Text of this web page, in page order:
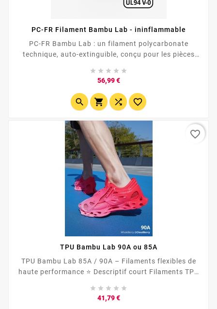
PC-FR Filament Bambu Lab - ininflammable
PC-FR Bambu Lab : un filament polycarbonate
technique, auto-extinguible, conçu pour les pièces
pièces mécaniques, composants techniques et...
    
56,99 €Prix
   
TPU Bambu Lab 90A ou 85A
TPU Bambu Lab 85A / 90A – Filaments flexibles de
haute performance ⭐ Descriptif court Filaments TPU
(équilibre souplesse/rigidité), conçus pour des
impressions flexibles de qualité professionnelle,
    
41,79 €Prix
favorite_border